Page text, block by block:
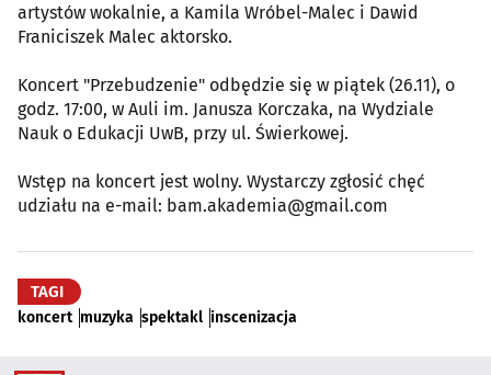
artystów wokalnie, a Kamila Wróbel-Malec i Dawid
Franiciszek Malec aktorsko.
Koncert "Przebudzenie" odbędzie się w piątek (26.11), o
godz. 17:00, w Auli im. Janusza Korczaka, na Wydziale
Nauk o Edukacji UwB, przy ul. Świerkowej.
Wstęp na koncert jest wolny. Wystarczy zgłosić chęć
udziału na e-mail: bam.akademia@gmail.com
TAGI
koncert muzyka spektakl inscenizacja